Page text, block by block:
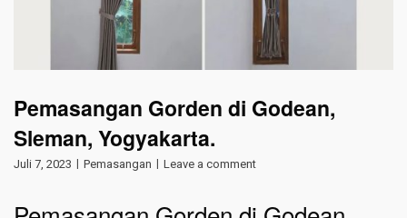
Pemasangan Gorden di Godean,
Sleman, Yogyakarta.
Juli 7, 2023 Pemasangan Leave a comment